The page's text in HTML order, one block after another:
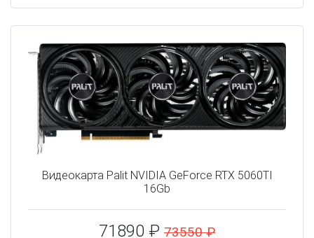
Видеокарта Palit NVIDIA GeForce RTX 5060TI
16Gb
71890 ₽ 73550 ₽